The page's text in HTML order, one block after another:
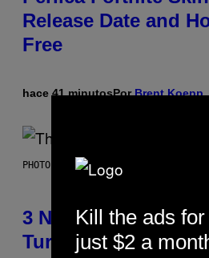
Release Date and
Free
hace 41 minutosPorBrent Koepp
PHOTO BY BOB BERG/GETTY IMAGES
3 No-Skip Geek
Turning 30 This
Kill the ads for
just $2 a